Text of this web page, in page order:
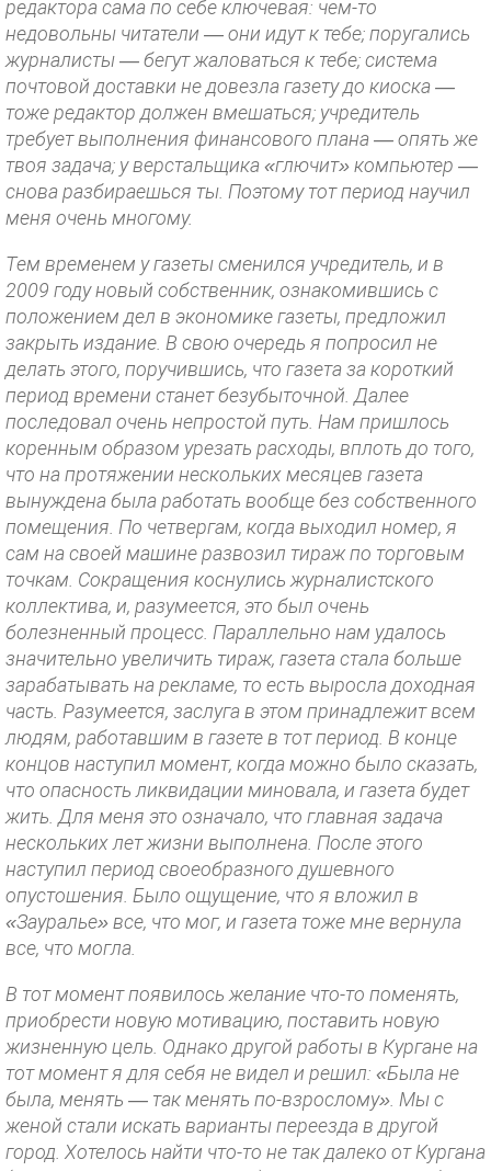
редактора сама по себе ключевая: чем-то
недовольны читатели — они идут к тебе; поругались
журналисты — бегут жаловаться к тебе; система
почтовой доставки не довезла газету до киоска —
тоже редактор должен вмешаться; учредитель
требует выполнения финансового плана — опять же
твоя задача; у верстальщика «глючит» компьютер —
снова разбираешься ты. Поэтому тот период научил
меня очень многому.
Тем временем у газеты сменился учредитель, и в
2009 году новый собственник, ознакомившись с
положением дел в экономике газеты, предложил
закрыть издание. В свою очередь я попросил не
делать этого, поручившись, что газета за короткий
период времени станет безубыточной. Далее
последовал очень непростой путь. Нам пришлось
коренным образом урезать расходы, вплоть до того,
что на протяжении нескольких месяцев газета
вынуждена была работать вообще без собственного
помещения. По четвергам, когда выходил номер, я
сам на своей машине развозил тираж по торговым
точкам. Сокращения коснулись журналистского
коллектива, и, разумеется, это был очень
болезненный процесс. Параллельно нам удалось
значительно увеличить тираж, газета стала больше
зарабатывать на рекламе, то есть выросла доходная
часть. Разумеется, заслуга в этом принадлежит всем
людям, работавшим в газете в тот период. В конце
концов наступил момент, когда можно было сказать,
что опасность ликвидации миновала, и газета будет
жить. Для меня это означало, что главная задача
нескольких лет жизни выполнена. После этого
наступил период своеобразного душевного
опустошения. Было ощущение, что я вложил в
«Зауралье» все, что мог, и газета тоже мне вернула
все, что могла.
В тот момент появилось желание что-то поменять,
приобрести новую мотивацию, поставить новую
жизненную цель. Однако другой работы в Кургане на
тот момент я для себя не видел и решил: «Была не
была, менять — так менять по-взрослому». Мы с
женой стали искать варианты переезда в другой
город. Хотелось найти что-то не так далеко от Кургана